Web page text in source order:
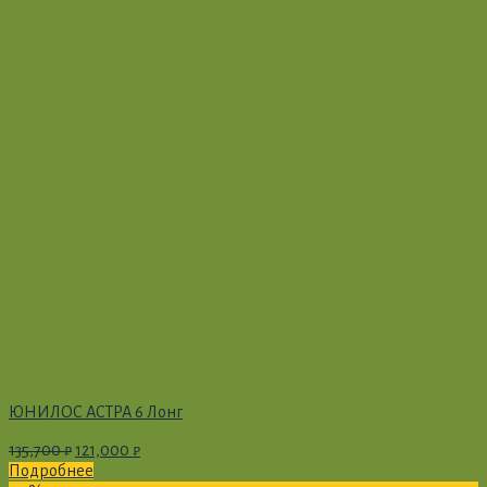
ЮНИЛОС АСТРА 6 Лонг
135,700₽ 121,000 ₽
Подробнее